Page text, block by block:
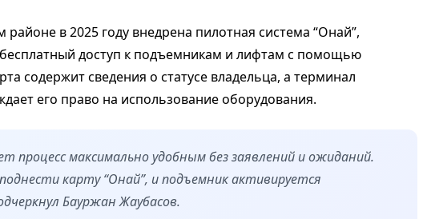
районе в 2025 году внедрена пилотная система “Онай”,
доступ к подъемникам и лифтам с помощью
содержит сведения о статусе владельца, а терминал
его право на использование оборудования.
процесс максимально удобным без заявлений и ожиданий.
карту “Онай”, и подъемник активируется
Бауржан Жаубасов.